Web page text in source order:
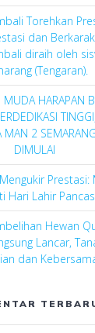
Torehkan
dan
diraih oleh
(Tengaran).
MUDA HARAPAN
MAN 2
DIMULAI
Prestasi:
Hari Lahir
Hewan
Lancar,
dan